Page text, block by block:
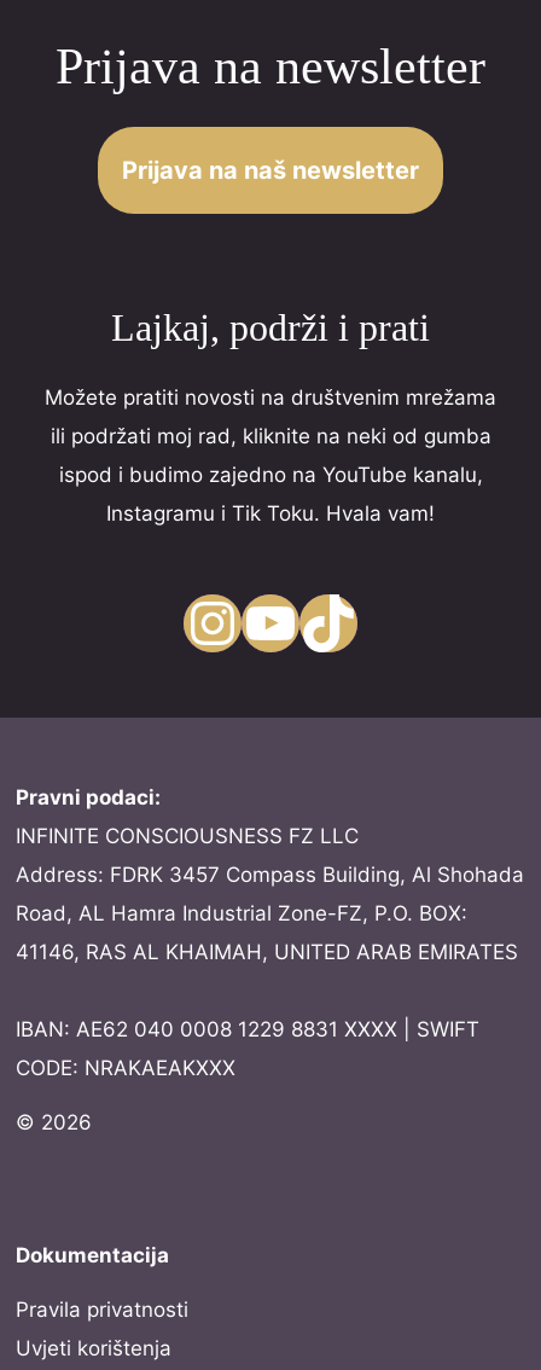
u
Prijava na newsletter
Prijava na naš newsletter
Lajkaj, podrži i prati
Možete pratiti novosti na društvenim mrežama
ili podržati moj rad, kliknite na neki od gumba
ispod i budimo zajedno na YouTube kanalu,
Instagramu i Tik Toku. Hvala vam!
InstagramYouTube TikTok
Pravni podaci:
INFINITE CONSCIOUSNESS FZ LLC
Address: FDRK 3457 Compass Building, Al Shohada
Road, AL Hamra Industrial Zone-FZ, P.O. BOX:
41146, RAS AL KHAIMAH, UNITED ARAB EMIRATES
IBAN: AE62 040 0008 1229 8831 XXXX | SWIFT
CODE: NRAKAEAKXXX
© 2026
Dokumentacija
Pravila privatnosti
Uvjeti korištenja